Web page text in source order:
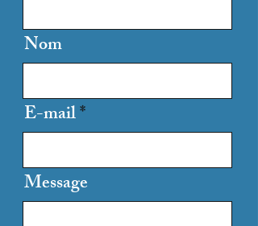
Nom
E-mail
Message